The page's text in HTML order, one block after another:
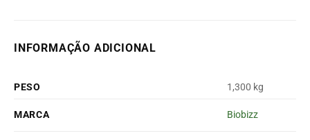
INFORMAÇÃO ADICIONAL
PESO 1,300 kg
MARCA Biobizz